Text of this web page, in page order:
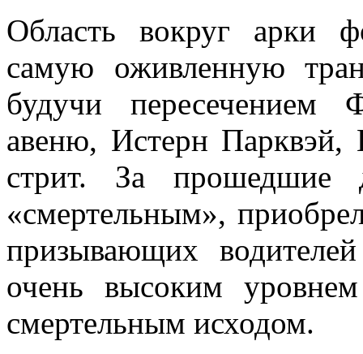
Область вокруг арки
самую оживленную
будучи пересечением
авеню, Истерн
стрит. За прошедшие
«смертельным»,
призывающих
очень высоким
смертельным исходом.